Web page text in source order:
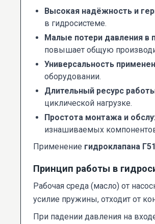
Высокая надёжность и
в гидросистеме.
Малые потери давления в
повышает общую
Универсальность
оборудовании.
Длительный ресурс
циклической нагрузке.
Простота монтажа и
изнашиваемых
Применение гидроклапана
Принцип работы в
Рабочая среда (масло) от
усилие пружины, отходит от
При падении давления на